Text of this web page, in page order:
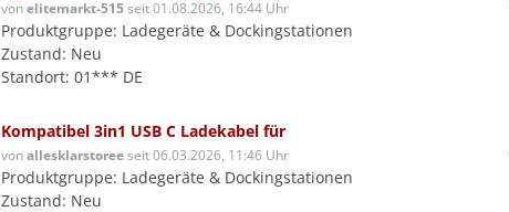
vonelitemarkt-515seit 01.08.2026, 16:44 Uhr
Produktgruppe: Ladegeräte & Dockingstationen
Zustand: Neu
Standort: 01*** DE
Kompatibel 3in1 USB C Ladekabel für
vonallesklarstoreeseit 06.03.2026, 11:46 Uhr
Produktgruppe: Ladegeräte & Dockingstationen
Zustand: Neu